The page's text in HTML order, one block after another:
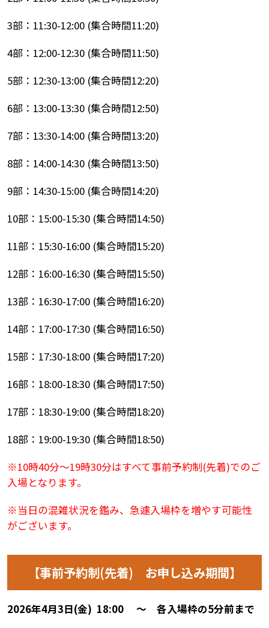
3部： 11:30-12:00 (集合時間11:20)
4部： 12:00-12:30 (集合時間11:50)
5部： 12:30-13:00 (集合時間12:20)
6部： 13:00-13:30 (集合時間12:50)
7部： 13:30-14:00 (集合時間13:20)
8部： 14:00-14:30 (集合時間13:50)
9部： 14:30-15:00 (集合時間14:20)
10部： 15:00-15:30 (集合時間14:50)
11部： 15:30-16:00 (集合時間15:20)
12部： 16:00-16:30 (集合時間15:50)
13部： 16:30-17:00 (集合時間16:20)
14部： 17:00-17:30 (集合時間16:50)
15部： 17:30-18:00 (集合時間17:20)
16部： 18:00-18:30 (集合時間17:50)
17部： 18:30-19:00 (集合時間18:20)
18部： 19:00-19:30 (集合時間18:50)
※10時40分～19時30分はすべて事前予約制(先着)でのご
入場となります。
※当日の混雑状況を鑑み、急遽入場枠を増やす可能性
がございます。
【事前予約制(先着) お申し込み期間】
2026年4月3日(金) 18:00 ～ 各入場枠の5分前まで